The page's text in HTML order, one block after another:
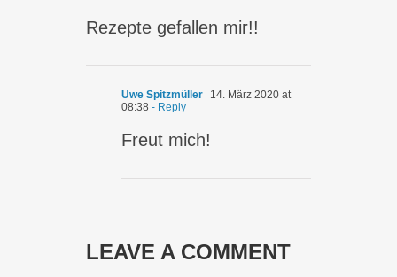
Rezepte gefallen mir!!
Uwe Spitzmüller
14. März 2020 at
08:38 - Reply
Freut mich!
LEAVE A COMMENT